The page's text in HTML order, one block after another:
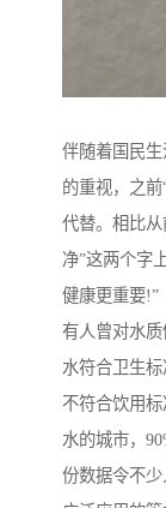
伴随着国民生
的重视，之
代替。相比
净”这两个字
健康更重要!”
有人曾对水
水符合卫生标
不符合饮用
水的城市，
份数据令不